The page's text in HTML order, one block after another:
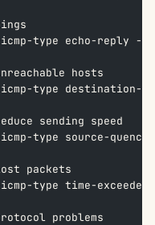
type echo-reply -j
hosts
type destination-
sending speed
type source-
packets
type time-
problems